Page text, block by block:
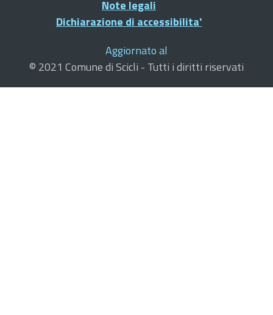
Note legali
Dichiarazione di accessibilita'
Aggiornato al
© 2021 Comune di Scicli - Tutti i diritti riservati